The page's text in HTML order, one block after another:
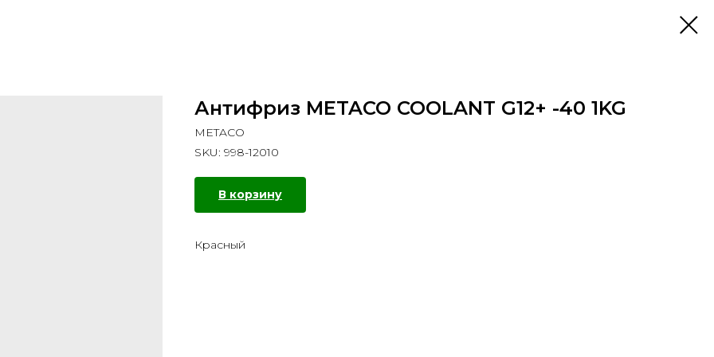
Антифриз METACO COOLANT G12+ -40 1KG
METACO
SKU: 998-12010
В корзину
Красный